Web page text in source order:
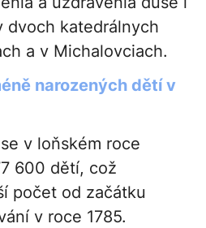
dvoch katedrálnych
a v Michalovciach.
narozených dětí v
v loňském roce
600 dětí, což
počet od začátku
v roce 1785.